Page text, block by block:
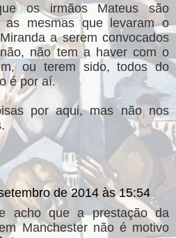
os irmãos Mateus são
as mesmas que levaram o
a serem convocados
não tem a haver com o
ou terem sido, todos do
é por aí.
por aqui, mas não nos
de 2014 às 15:54
acho que a prestação da
Manchester não é motivo